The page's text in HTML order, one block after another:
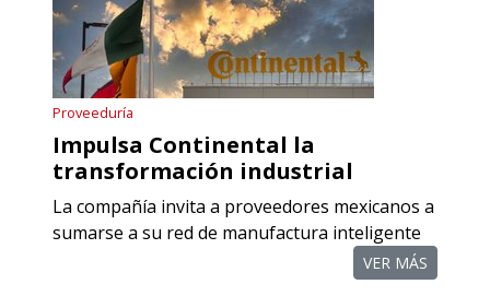
Requisitos: Otorgar condiciones de
crédito acordes a las políticas del
grupo, contar con instalaciones
cercanas a la región y otorgar
referencias comerciales.
Aplicar al Requerimiento
Proveeduría
Impulsa Continental la
transformación industrial
La compañía invita a proveedores mexicanos a
sumarse a su red de manufactura inteligente
VER MÁS